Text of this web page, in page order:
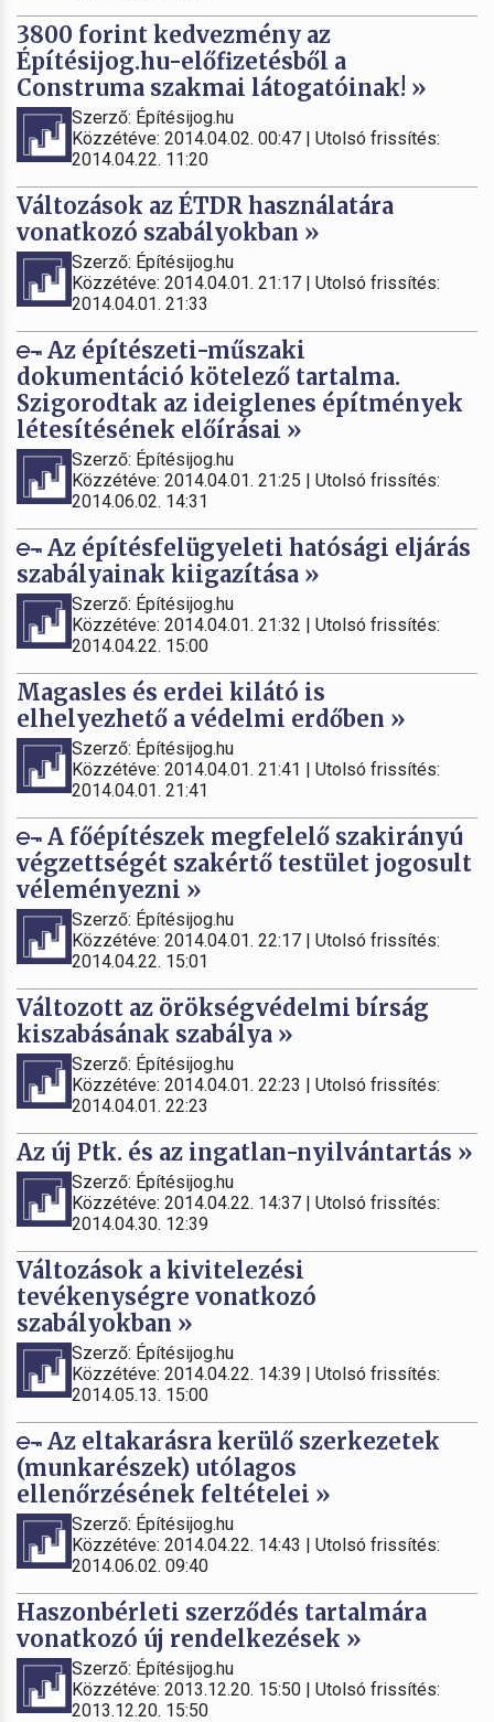
3800 forint kedvezmény az
Építésijog.hu-előfizetésből a
Construma szakmai látogatóinak! »
Szerző: Építésijog.hu
Közzétéve: 2014.04.02. 00:47 | Utolsó frissítés:
2014.04.22. 11:20
Változások az ÉTDR használatára
vonatkozó szabályokban »
Szerző: Építésijog.hu
Közzétéve: 2014.04.01. 21:17 | Utolsó frissítés:
2014.04.01. 21:33
Az építészeti-műszaki
dokumentáció kötelező tartalma.
Szigorodtak az ideiglenes építmények
létesítésének előírásai »
Szerző: Építésijog.hu
Közzétéve: 2014.04.01. 21:25 | Utolsó frissítés:
2014.06.02. 14:31
Az építésfelügyeleti hatósági eljárás
szabályainak kiigazítása »
Szerző: Építésijog.hu
Közzétéve: 2014.04.01. 21:32 | Utolsó frissítés:
2014.04.22. 15:00
Magasles és erdei kilátó is
elhelyezhető a védelmi erdőben »
Szerző: Építésijog.hu
Közzétéve: 2014.04.01. 21:41 | Utolsó frissítés:
2014.04.01. 21:41
A főépítészek megfelelő szakirányú
végzettségét szakértő testület jogosult
véleményezni »
Szerző: Építésijog.hu
Közzétéve: 2014.04.01. 22:17 | Utolsó frissítés:
2014.04.22. 15:01
Változott az örökségvédelmi bírság
kiszabásának szabálya »
Szerző: Építésijog.hu
Közzétéve: 2014.04.01. 22:23 | Utolsó frissítés:
2014.04.01. 22:23
Az új Ptk. és az ingatlan-nyilvántartás »
Szerző: Építésijog.hu
Közzétéve: 2014.04.22. 14:37 | Utolsó frissítés:
2014.04.30. 12:39
Változások a kivitelezési
tevékenységre vonatkozó
szabályokban »
Szerző: Építésijog.hu
Közzétéve: 2014.04.22. 14:39 | Utolsó frissítés:
2014.05.13. 15:00
Az eltakarásra kerülő szerkezetek
(munkarészek) utólagos
ellenőrzésének feltételei »
Szerző: Építésijog.hu
Közzétéve: 2014.04.22. 14:43 | Utolsó frissítés:
2014.06.02. 09:40
Haszonbérleti szerződés tartalmára
vonatkozó új rendelkezések »
Szerző: Építésijog.hu
Közzétéve: 2013.12.20. 15:50 | Utolsó frissítés:
2013.12.20. 15:50